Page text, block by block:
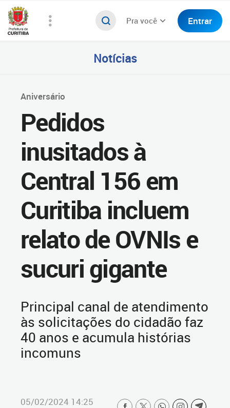
Pra você Entrar
Notícias
Aniversário
Pedidos
inusitados à
Central 156 em
Curitiba incluem
relato de OVNIs e
sucuri gigante
Principal canal de atendimento
às solicitações do cidadão faz
40 anos e acumula histórias
incomuns
05/02/2024 14:25